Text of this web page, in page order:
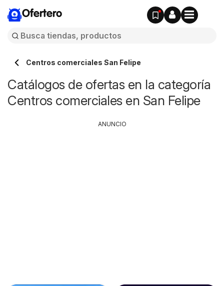
Ofertero
Centros comerciales San Felipe
Catálogos de ofertas en la categoría
Centros comerciales en San Felipe
ANUNCIO